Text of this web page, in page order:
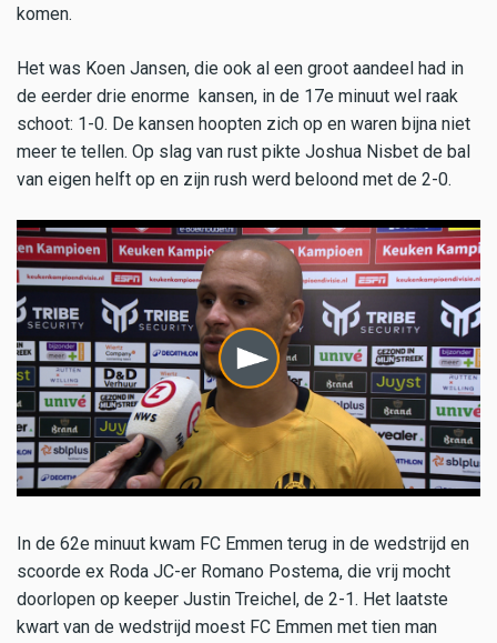
komen.
Het was Koen Jansen, die ook al een groot aandeel had in
de eerder drie enorme kansen, in de 17e minuut wel raak
schoot: 1-0. De kansen hoopten zich op en waren bijna niet
meer te tellen. Op slag van rust pikte Joshua Nisbet de bal
van eigen helft op en zijn rush werd beloond met de 2-0.
In de 62e minuut kwam FC Emmen terug in de wedstrijd en
scoorde ex Roda JC-er Romano Postema, die vrij mocht
doorlopen op keeper Justin Treichel, de 2-1. Het laatste
kwart van de wedstrijd moest FC Emmen met tien man